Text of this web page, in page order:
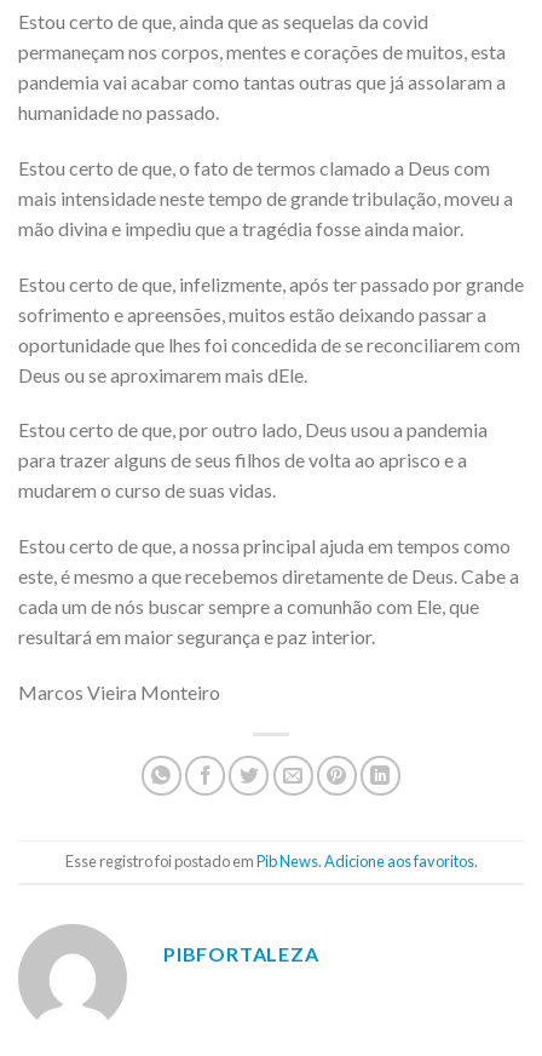
Estou certo de que, ainda que as sequelas da covid
permaneçam nos corpos, mentes e corações de muitos, esta
pandemia vai acabar como tantas outras que já assolaram a
humanidade no passado.
Estou certo de que, o fato de termos clamado a Deus com
mais intensidade neste tempo de grande tribulação, moveu a
mão divina e impediu que a tragédia fosse ainda maior.
Estou certo de que, infelizmente, após ter passado por grande
sofrimento e apreensões, muitos estão deixando passar a
oportunidade que lhes foi concedida de se reconciliarem com
Deus ou se aproximarem mais dEle.
Estou certo de que, por outro lado, Deus usou a pandemia
para trazer alguns de seus filhos de volta ao aprisco e a
mudarem o curso de suas vidas.
Estou certo de que, a nossa principal ajuda em tempos como
este, é mesmo a que recebemos diretamente de Deus. Cabe a
cada um de nós buscar sempre a comunhão com Ele, que
resultará em maior segurança e paz interior.
Marcos Vieira Monteiro
Esse registro foi postado emPib News.Adicione aos favoritos.
PIBFORTALEZA